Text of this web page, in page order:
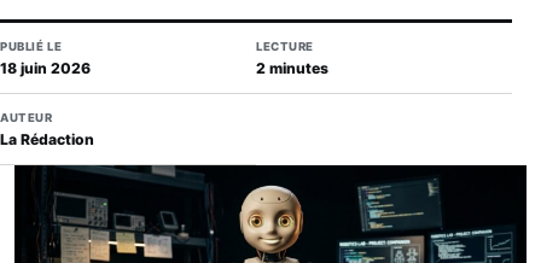
PUBLIÉ LE
18 juin 2026
LECTURE
2 minutes
AUTEUR
La Rédaction